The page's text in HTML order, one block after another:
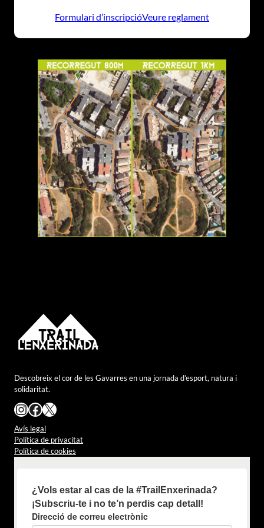
Formulari d’inscripcióVeure reglament
Descobreix el cor de les Gavarres en una jornada d’esport, natura i
solidaritat.
InstagramFacebook X
Avís legal
Política de privacitat
Política de cookies